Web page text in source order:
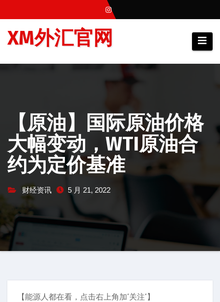
至
XM外汇官网
【原油】国际原油价格
大幅变动，WTI原油合
约为定价基准
财经资讯 5 月 21, 2022
【能源人都在看，点击右上角加’关注’】